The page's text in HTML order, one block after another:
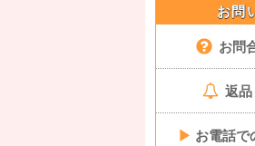
お問
お問
返
▶ お電話で